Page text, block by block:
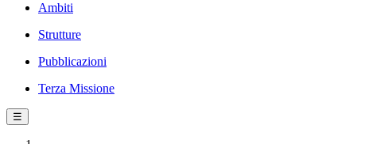
Ambiti
Strutture
Pubblicazioni
Terza Missione
☰